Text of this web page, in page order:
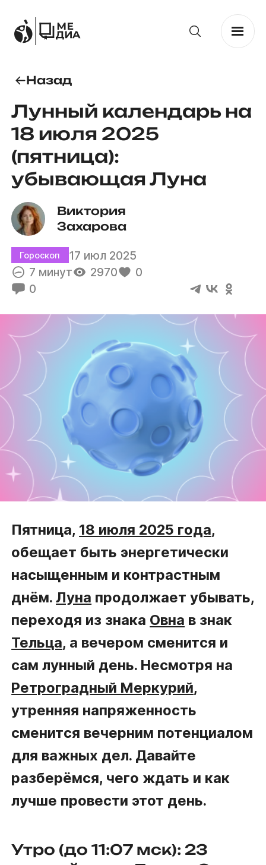
Назад
Лунный календарь на
18 июля 2025
(пятница):
убывающая Луна
Виктория
Захарова
Гороскоп
17 июл 2025
7 минут
2970
0
0
Пятница, 18 июля 2025 года,
обещает быть энергетически
насыщенным и контрастным
днём.Луна продолжает убывать,
переходя из знака Овна в знак
Тельца, а вечером сменится и
сам лунный день. Несмотря на
Ретроградный Меркурий,
утренняя напряженность
сменится вечерним потенциалом
для важных дел. Давайте
разберёмся, чего ждать и как
лучше провести этот день.
Утро (до 11:07 мск): 23